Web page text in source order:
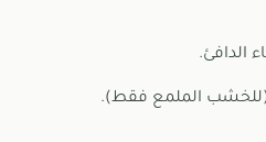
الدافئ.
(للخشب الملمع فقط).